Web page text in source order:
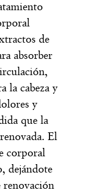
de
absorber
la cabeza y
y
que la
El
corporal
dejándote
renovación